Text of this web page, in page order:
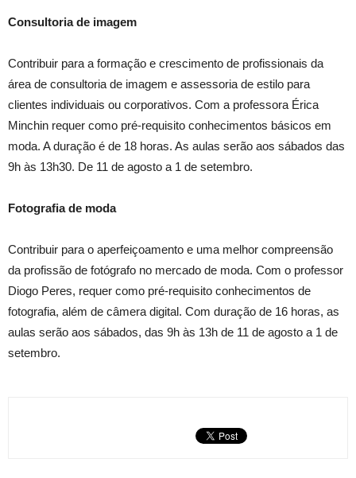
Consultoria de imagem
Contribuir para a formação e crescimento de profissionais da
área de consultoria de imagem e assessoria de estilo para
clientes individuais ou corporativos. Com a professora Érica
Minchin requer como pré-requisito conhecimentos básicos em
moda. A duração é de 18 horas. As aulas serão aos sábados das
9h às 13h30. De 11 de agosto a 1 de setembro.
Fotografia de moda
Contribuir para o aperfeiçoamento e uma melhor compreensão
da profissão de fotógrafo no mercado de moda. Com o professor
Diogo Peres, requer como pré-requisito conhecimentos de
fotografia, além de câmera digital. Com duração de 16 horas, as
aulas serão aos sábados, das 9h às 13h de 11 de agosto a 1 de
setembro.